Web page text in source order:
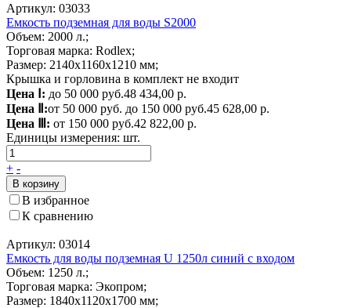
Артикул: 03033
Емкость подземная для воды S2000
Объем: 2000 л.;
Торговая марка: Rodlex;
Размер: 2140х1160х1210 мм;
Крышка и горловина в комплект не входит
Цена Ⅰ: до 50 000 руб.48 434,00 р.
Цена Ⅱ:от 50 000 руб. до 150 000 руб.45 628,00 р.
Цена Ⅲ: от 150 000 руб.42 822,00 р.
Единицы измерения: шт.
+ -
В корзину
В избранное
К сравнению
Артикул: 03014
Емкость для воды подземная U 1250л синий с входом
Объем: 1250 л.;
Торговая марка: Экопром;
Размер: 1840x1120x1700 мм;